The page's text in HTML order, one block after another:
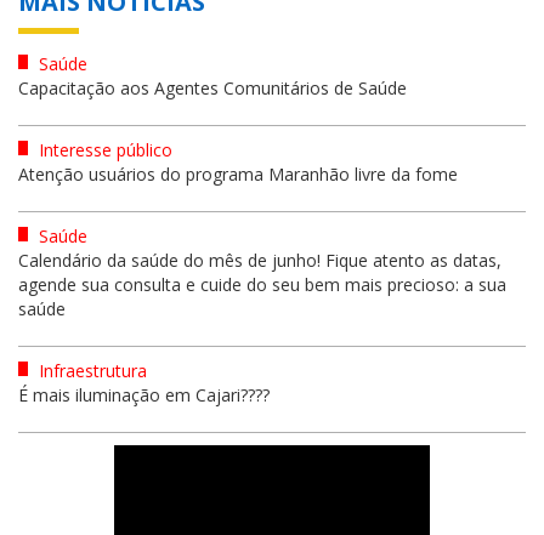
Saúde
Capacitação aos Agentes Comunitários de Saúde
Interesse público
Atenção usuários do programa Maranhão livre da fome
Saúde
Calendário da saúde do mês de junho! Fique atento as datas,
agende sua consulta e cuide do seu bem mais precioso: a sua
saúde
Infraestrutura
É mais iluminação em Cajari????